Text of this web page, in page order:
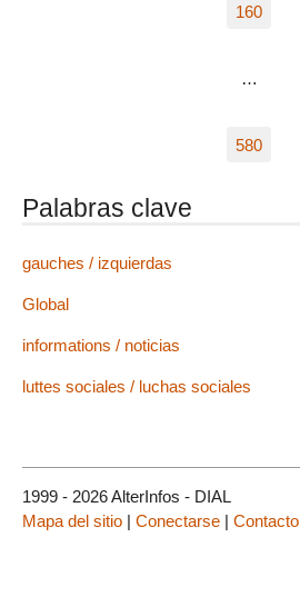
160
…
580
Palabras clave
gauches / izquierdas
Global
informations / noticias
luttes sociales / luchas sociales
1999 - 2026 AlterInfos - DIAL
Mapa del sitio | Conectarse | Contacto